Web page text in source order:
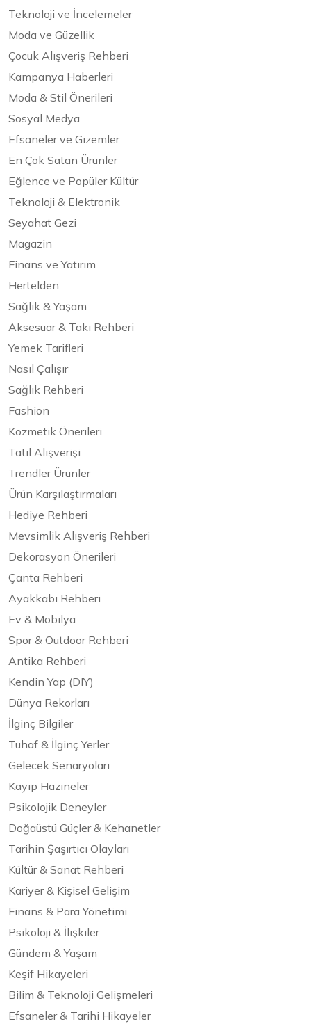
Teknoloji ve İncelemeler
Moda ve Güzellik
Çocuk Alışveriş Rehberi
Kampanya Haberleri
Moda & Stil Önerileri
Sosyal Medya
Efsaneler ve Gizemler
En Çok Satan Ürünler
Eğlence ve Popüler Kültür
Teknoloji & Elektronik
Seyahat Gezi
Magazin
Finans ve Yatırım
Hertelden
Sağlık & Yaşam
Aksesuar & Takı Rehberi
Yemek Tarifleri
Nasıl Çalışır
Sağlık Rehberi
Fashion
Kozmetik Önerileri
Tatil Alışverişi
Trendler Ürünler
Ürün Karşılaştırmaları
Hediye Rehberi
Mevsimlik Alışveriş Rehberi
Dekorasyon Önerileri
Çanta Rehberi
Ayakkabı Rehberi
Ev & Mobilya
Spor & Outdoor Rehberi
Antika Rehberi
Kendin Yap (DIY)
Dünya Rekorları
İlginç Bilgiler
Tuhaf & İlginç Yerler
Gelecek Senaryoları
Kayıp Hazineler
Psikolojik Deneyler
Doğaüstü Güçler & Kehanetler
Tarihin Şaşırtıcı Olayları
Kültür & Sanat Rehberi
Kariyer & Kişisel Gelişim
Finans & Para Yönetimi
Psikoloji & İlişkiler
Gündem & Yaşam
Keşif Hikayeleri
Bilim & Teknoloji Gelişmeleri
Efsaneler & Tarihi Hikayeler